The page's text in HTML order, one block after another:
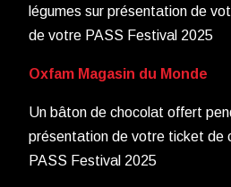
légumes sur présentation de
de votre PASS Festival 2025
Oxfam Magasin du Monde
Un bâton de chocolat offert
présentation de votre ticket de
PASS Festival 2025